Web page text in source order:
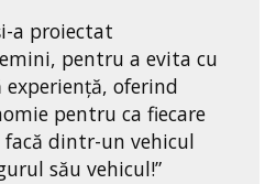
a proiectat
pentru a evita cu
oferind
pentru ca fiecare
dintr-un vehicul
său vehicul!”